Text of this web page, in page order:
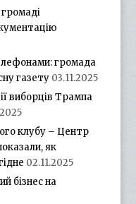
громада
газету 03.11.2025
виборців Трампа
клубу – Центр
як
02.11.2025
бізнес на